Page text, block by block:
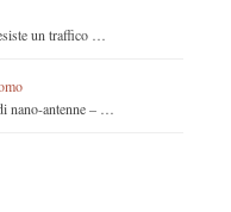
un traffico …
antenne – …